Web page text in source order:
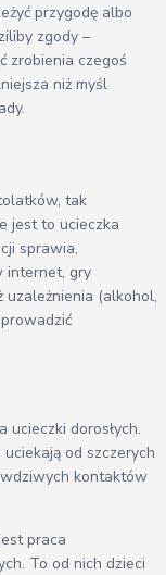
przygodę albo
zgody –
zrobienia czegoś
niż myśl
tak
jest to ucieczka
sprawia,
internet, gry
uzależnienia (alkohol,
ucieczki dorosłych.
od szczerych
kontaktów
praca
To od nich dzieci